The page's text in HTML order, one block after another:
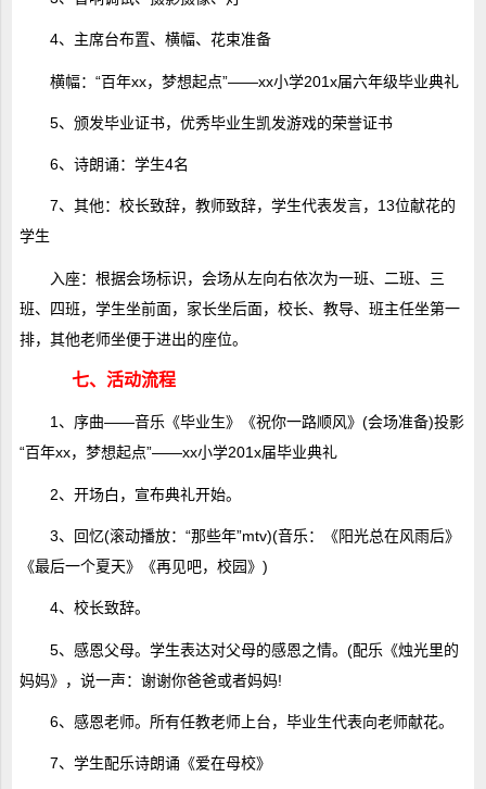
4、主席台布置、横幅、花束准备
横幅：“百年xx，梦想起点”――xx小学201x届六年级毕业典礼
5、颁发毕业证书，优秀毕业生凯发游戏的荣誉证书
6、诗朗诵：学生4名
7、其他：校长致辞，教师致辞，学生代表发言，13位献花的
学生
入座：根据会场标识，会场从左向右依次为一班、二班、三
班、四班，学生坐前面，家长坐后面，校长、教导、班主任坐第一
排，其他老师坐便于进出的座位。
七、活动流程
1、序曲――音乐《毕业生》《祝你一路顺风》(会场准备)投影
“百年xx，梦想起点”――xx小学201x届毕业典礼
2、开场白，宣布典礼开始。
3、回忆(滚动播放：“那些年”mtv)(音乐：《阳光总在风雨后》
《最后一个夏天》《再见吧，校园》)
4、校长致辞。
5、感恩父母。学生表达对父母的感恩之情。(配乐《烛光里的
妈妈》，说一声：谢谢你爸爸或者妈妈!
6、感恩老师。所有任教老师上台，毕业生代表向老师献花。
7、学生配乐诗朗诵《爱在母校》